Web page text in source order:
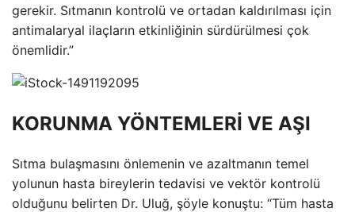
gerekir. Sıtmanın kontrolü ve ortadan kaldırılması için
antimalaryal ilaçların etkinliğinin sürdürülmesi çok
önemlidir.”
KORUNMA YÖNTEMLERİ VE AŞI
Sıtma bulaşmasını önlemenin ve azaltmanın temel
yolunun hasta bireylerin tedavisi ve vektör kontrolü
olduğunu belirten Dr. Uluğ, şöyle konuştu: “Tüm hasta